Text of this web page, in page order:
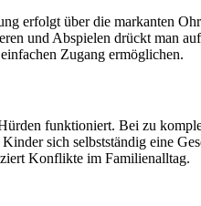
erfolgt über die markanten
und Abspielen drückt man
Zugang ermöglichen.
funktioniert. Bei zu
sich selbstständig eine
Konflikte im Familienalltag.